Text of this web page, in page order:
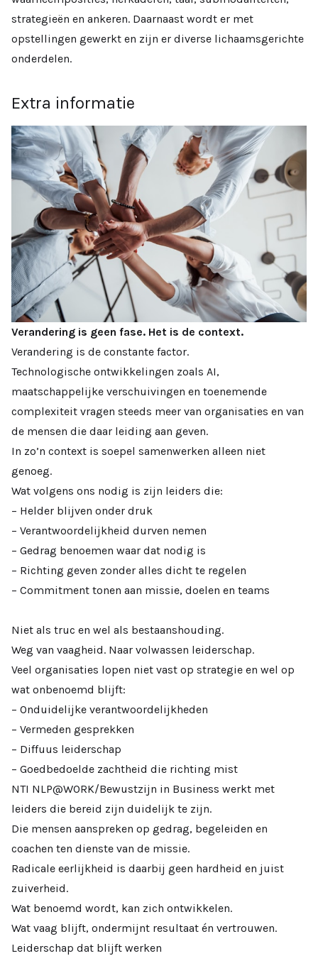
strategieën en ankeren. Daarnaast wordt er met
opstellingen gewerkt en zijn er diverse lichaamsgerichte
onderdelen.
Extra informatie
Verandering is geen fase. Het is de context.
Verandering is de constante factor.
Technologische ontwikkelingen zoals AI,
maatschappelijke verschuivingen en toenemende
complexiteit vragen steeds meer van organisaties en van
de mensen die daar leiding aan geven.
In zo’n context is soepel samenwerken alleen niet
genoeg.
Wat volgens ons nodig is zijn leiders die:
– Helder blijven onder druk
– Verantwoordelijkheid durven nemen
– Gedrag benoemen waar dat nodig is
– Richting geven zonder alles dicht te regelen
– Commitment tonen aan missie, doelen en teams
Niet als truc en wel als bestaanshouding.
Weg van vaagheid. Naar volwassen leiderschap.
Veel organisaties lopen niet vast op strategie en wel op
wat onbenoemd blijft:
– Onduidelijke verantwoordelijkheden
– Vermeden gesprekken
– Diffuus leiderschap
– Goedbedoelde zachtheid die richting mist
NTI NLP@WORK/Bewustzijn in Business werkt met
leiders die bereid zijn duidelijk te zijn.
Die mensen aanspreken op gedrag, begeleiden en
coachen ten dienste van de missie.
Radicale eerlijkheid is daarbij geen hardheid en juist
zuiverheid.
Wat benoemd wordt, kan zich ontwikkelen.
Wat vaag blijft, ondermijnt resultaat én vertrouwen.
Leiderschap dat blijft werken